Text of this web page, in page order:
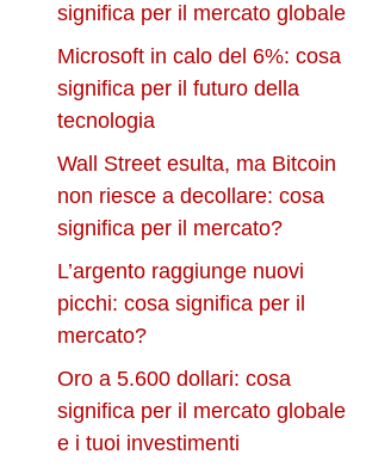
significa per il mercato globale
Microsoft in calo del 6%: cosa
significa per il futuro della
tecnologia
Wall Street esulta, ma Bitcoin
non riesce a decollare: cosa
significa per il mercato?
L’argento raggiunge nuovi
picchi: cosa significa per il
mercato?
Oro a 5.600 dollari: cosa
significa per il mercato globale
e i tuoi investimenti